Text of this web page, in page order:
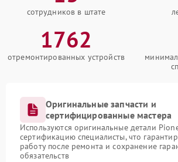
сотрудников в штате
1762
отремонтированных устройств
Оригинальные запчасти и
сертифицированные мастера
Используются оригинальные детали
сертификацию специалисты, что
работу после ремонта и сохранение
обязательств